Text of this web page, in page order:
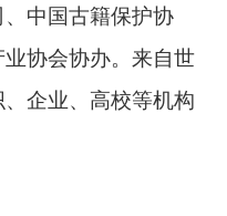
中国古籍保护协
协会协办。来自世
企业、高校等机构